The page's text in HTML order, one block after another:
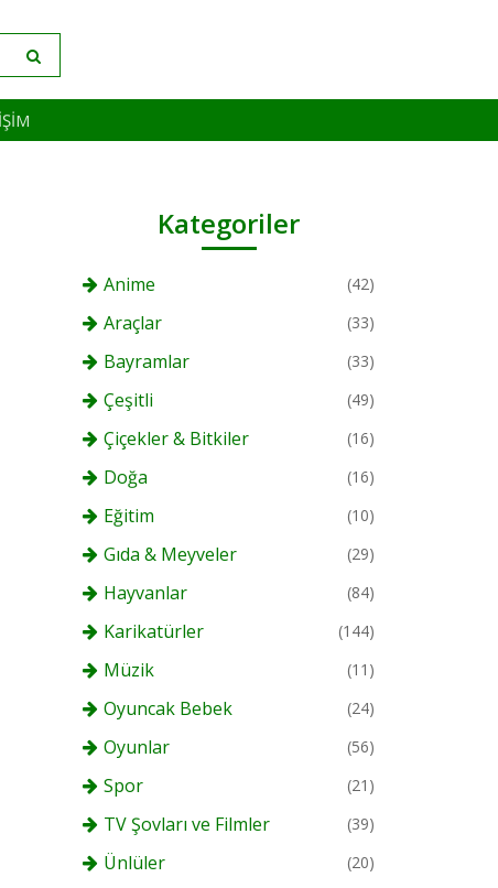
Kategoriler
Anime (42)
Araçlar (33)
Bayramlar (33)
Çeşitli (49)
Çiçekler & Bitkiler (16)
Doğa (16)
Eğitim (10)
Gıda & Meyveler (29)
Hayvanlar (84)
Karikatürler (144)
Müzik (11)
Oyuncak Bebek (24)
Oyunlar (56)
Spor (21)
TV Şovları ve Filmler (39)
Ünlüler (20)